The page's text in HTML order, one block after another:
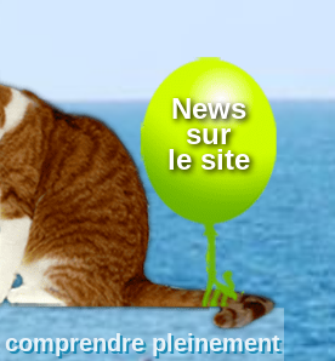
News
sur
le site
pleinement